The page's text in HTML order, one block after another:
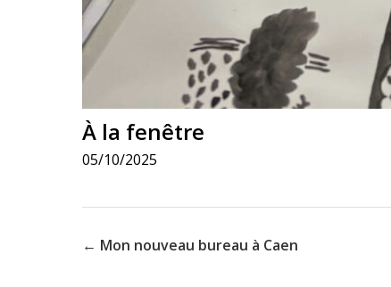
À la fenêtre
05/10/2025
← Mon nouveau bureau à Caen